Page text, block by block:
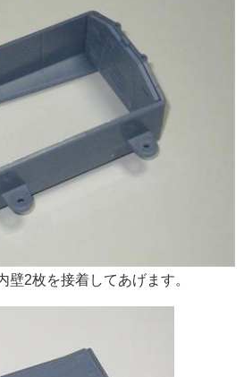
壁2枚を接着してあげます。